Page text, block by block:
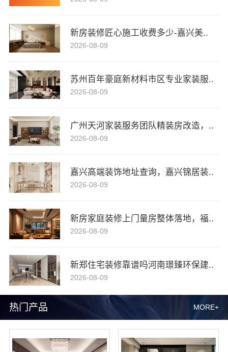
热门产品 MORE+
新房装修匠心施工收费多少-嘉兴美..
2026-08-09
苏州百年豪庭新材料市区专业家装服..
2026-08-09
广州天河家装服务团队精装房改造，..
2026-08-09
嘉兴高端装饰地址查询，嘉兴锦居装..
2026-08-09
新房家庭装修上门量房整体落地，福..
2026-08-09
新郑住宅装修靠谱吗河南璟臻环保建..
2026-08-09